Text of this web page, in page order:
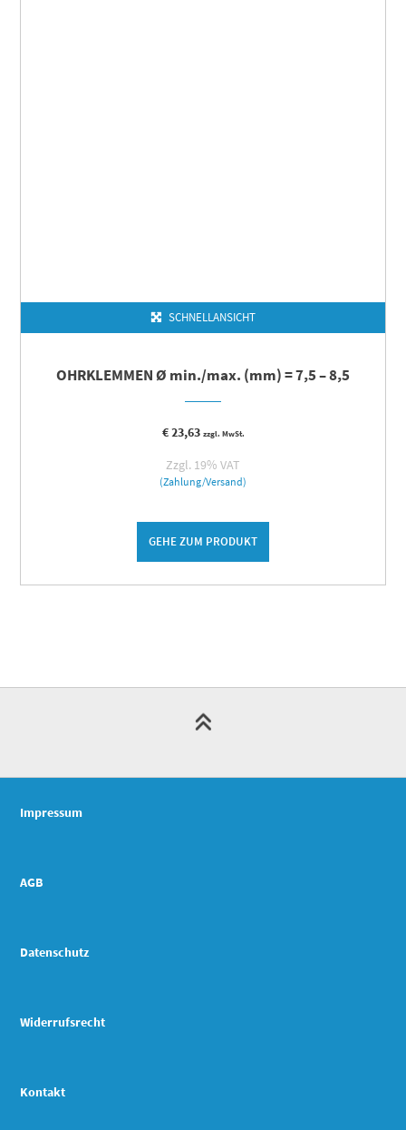
SCHNELLANSICHT
OHRKLEMMEN Ø min./max. (mm) = 7,5 – 8,5
€23,63 zzgl. MwSt.
Zzgl. 19% VAT
(Zahlung/Versand)
GEHE ZUM PRODUKT
Impressum
AGB
Datenschutz
Widerrufsrecht
Kontakt